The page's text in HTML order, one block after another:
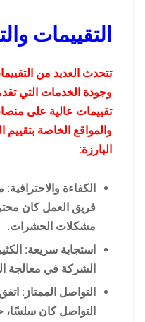
التقييمات
تتحدث العديد من
وجودة الخدمات التي
تقييمات عالية على
والمواقع الخاصة
البارزة:
الكفاءة
فريق العمل كان
مشكلات الحشرات.
استجابة سريعة:
الشركة في معالجة
التواصل الممتاز:
التواصل كان سلسًا،